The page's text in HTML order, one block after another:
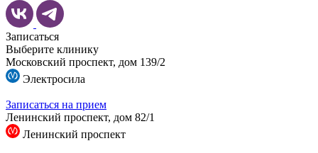
Записаться
Выберите клинику
Московский проспект, дом 139/2
Электросила
Записаться на прием
Ленинский проспект, дом 82/1
Ленинский проспект